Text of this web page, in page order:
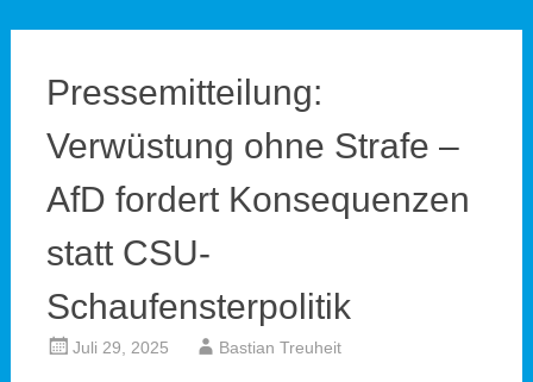
Pressemitteilung:
Verwüstung ohne Strafe –
AfD fordert Konsequenzen
statt CSU-
Schaufensterpolitik
Juli 29, 2025 Bastian Treuheit